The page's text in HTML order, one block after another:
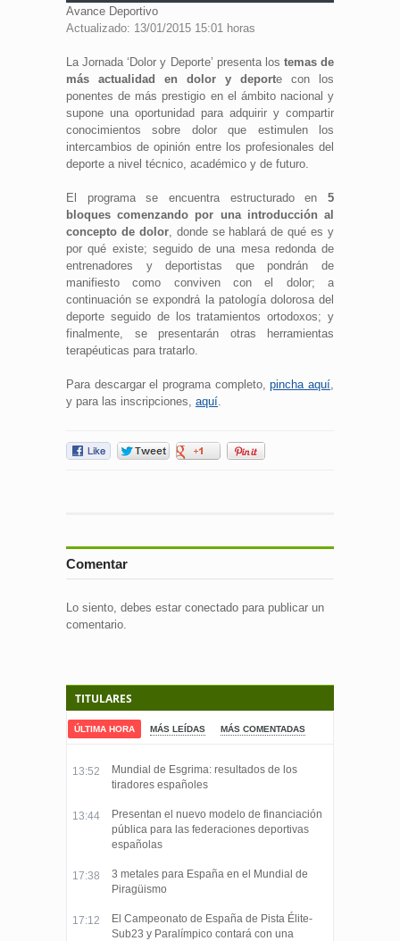
Avance Deportivo
Actualizado: 13/01/2015 15:01 horas
La Jornada ‘Dolor y Deporte’ presenta los temas de
más actualidad en dolor y deporte con los
ponentes de más prestigio en el ámbito nacional y
supone una oportunidad para adquirir y compartir
conocimientos sobre dolor que estimulen los
intercambios de opinión entre los profesionales del
deporte a nivel técnico, académico y de futuro.
El programa se encuentra estructurado en 5
bloques comenzando por una introducción al
concepto de dolor, donde se hablará de qué es y
por qué existe; seguido de una mesa redonda de
entrenadores y deportistas que pondrán de
manifiesto como conviven con el dolor; a
continuación se expondrá la patología dolorosa del
deporte seguido de los tratamientos ortodoxos; y
finalmente, se presentarán otras herramientas
terapéuticas para tratarlo.
Para descargar el programa completo,pincha aquí
y para las inscripciones, aquí
Comentar
Lo siento, debes estar conectado para publicar un
comentario.
TITULARES
ÚLTIMA HORA MÁS LEÍDAS MÁS COMENTADAS
13:52
Mundial de Esgrima: resultados de los
tiradores españoles
13:44
Presentan el nuevo modelo de financiación
pública para las federaciones deportivas
españolas
17:38
3 metales para España en el Mundial de
Piragüismo
17:12
El Campeonato de España de Pista Élite-
Sub23 y Paralímpico contará con una